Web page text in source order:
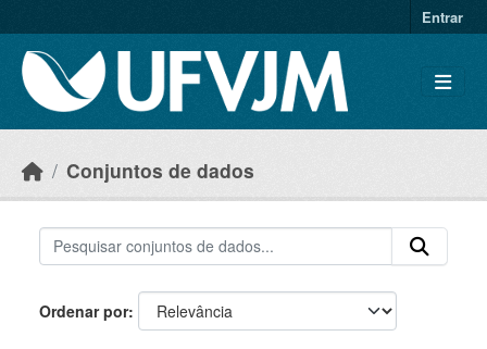
Entrar
Conjuntos de dados
Ordenar por